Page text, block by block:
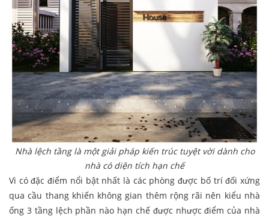
Nhà lệch tầng là một giải pháp kiến trúc tuyệt vời dành cho
nhà có diện tích hạn chế
Vì có đặc điểm nổi bật nhất là các phòng được bố trí đối xứng
qua cầu thang khiến không gian thêm rộng rãi nên kiểu nhà
ống 3 tầng lệch phần nào hạn chế được nhược điểm của nhà